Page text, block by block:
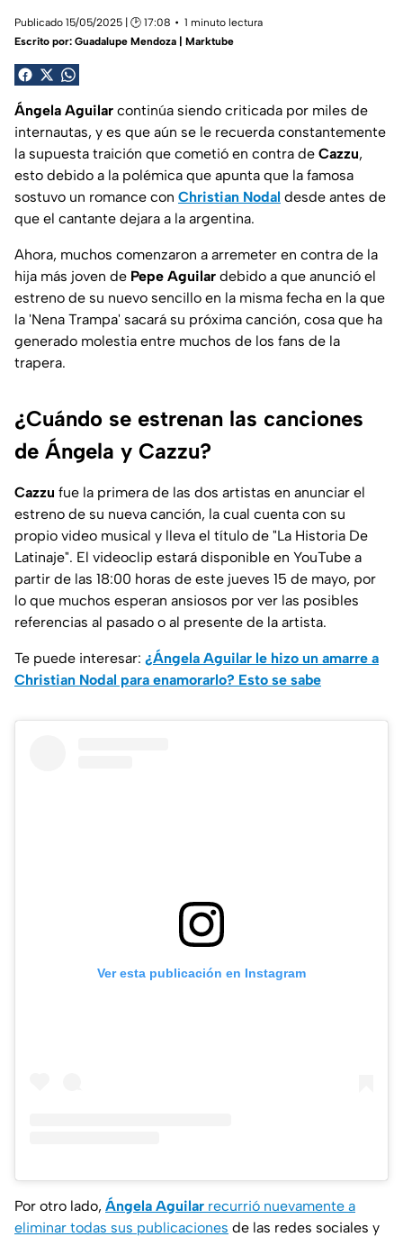
Publicado 15/05/2025 | 🕑 17:08
1 minuto lectura
Escrito por: Guadalupe Mendoza | Marktube
Ángela Aguilar continúa siendo criticada por miles de
internautas, y es que aún se le recuerda constantemente
la supuesta traición que cometió en contra de Cazzu,
esto debido a la polémica que apunta que la famosa
sostuvo un romance con Christian Nodal desde antes de
que el cantante dejara a la argentina.
Ahora, muchos comenzaron a arremeter en contra de la
hija más joven de Pepe Aguilar debido a que anunció el
estreno de su nuevo sencillo en la misma fecha en la que
la 'Nena Trampa' sacará su próxima canción, cosa que ha
generado molestia entre muchos de los fans de la
trapera.
¿Cuándo se estrenan las canciones
de Ángela y Cazzu?
Cazzu fue la primera de las dos artistas en anunciar el
estreno de su nueva canción, la cual cuenta con su
propio video musical y lleva el título de "La Historia De
Latinaje". El videoclip estará disponible en YouTube a
partir de las 18:00 horas de este jueves 15 de mayo, por
lo que muchos esperan ansiosos por ver las posibles
referencias al pasado o al presente de la artista.
Te puede interesar: ¿Ángela Aguilar le hizo un amarre a
Christian Nodal para enamorarlo? Esto se sabe
Ver esta publicación en Instagram
Por otro lado, Ángela Aguilar recurrió nuevamente a
eliminar todas sus publicaciones de las redes sociales y